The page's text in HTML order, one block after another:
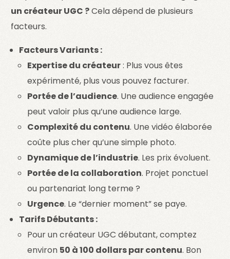
un créateur UGC ?Cela dépend de plusieurs
facteurs.
Facteurs Variants :
Expertise du créateur: Plus vous êtes
expérimenté, plus vous pouvez facturer.
Portée de l’audience. Une audience engagée
peut valoir plus qu’une audience large.
Complexité du contenu. Une vidéo élaborée
coûte plus cher qu’une simple photo.
Dynamique de l’industrie. Les prix évoluent.
Portée de la collaboration. Projet ponctuel
ou partenariat long terme ?
Urgence. Le “dernier moment” se paye.
Tarifs Débutants :
Pour un créateur UGC débutant, comptez
environ 50 à 100 dollars par contenu. Bon